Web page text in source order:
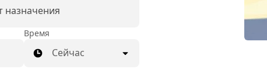
назначения
Время
Сейчас